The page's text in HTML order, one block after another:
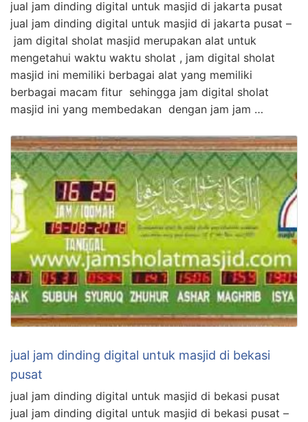
jual jam dinding digital untuk masjid di jakarta pusat
jual jam dinding digital untuk masjid di jakarta pusat –
jam digital sholat masjid merupakan alat untuk
mengetahui waktu waktu sholat , jam digital sholat
masjid ini memiliki berbagai alat yang memiliki
berbagai macam fitur sehingga jam digital sholat
masjid ini yang membedakan dengan jam jam …
jual jam dinding digital untuk masjid di bekasi
pusat
jual jam dinding digital untuk masjid di bekasi pusat
jual jam dinding digital untuk masjid di bekasi pusat –